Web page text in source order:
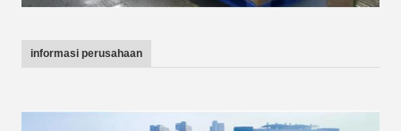
informasi perusahaan